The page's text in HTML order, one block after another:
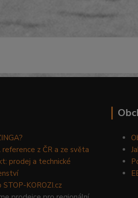
reference z ČR a ze světa
prodej a technické
STOP-KOROZI.cz